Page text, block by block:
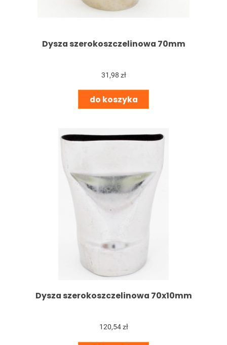
Dysza szerokoszczelinowa 70mm
31,98 zł
do koszyka
Dysza szerokoszczelinowa 70x10mm
120,54 zł